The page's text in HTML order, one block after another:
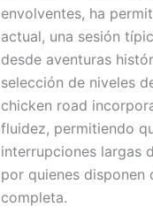
envolventes, ha
actual, una sesión
desde aventuras
selección de niveles
chicken road
fluidez, permitiendo
interrupciones largas
por quienes disponen
completa.